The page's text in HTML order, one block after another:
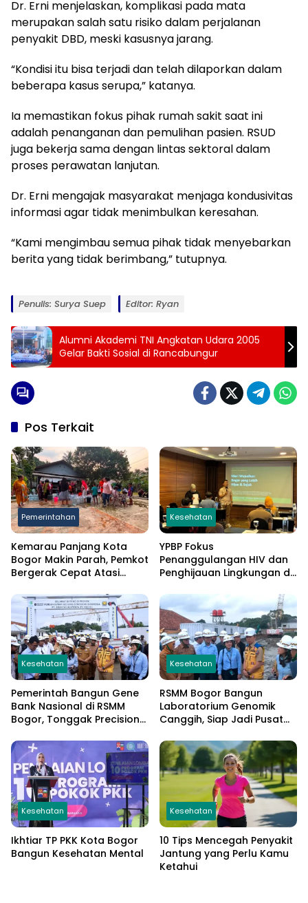
Dr. Erni menjelaskan, komplikasi pada mata
merupakan salah satu risiko dalam perjalanan
penyakit DBD, meski kasusnya jarang.
“Kondisi itu bisa terjadi dan telah dilaporkan dalam
beberapa kasus serupa,” katanya.
Ia memastikan fokus pihak rumah sakit saat ini
adalah penanganan dan pemulihan pasien. RSUD
juga bekerja sama dengan lintas sektoral dalam
proses perawatan lanjutan.
Dr. Erni mengajak masyarakat menjaga kondusivitas
informasi agar tidak menimbulkan keresahan.
“Kami mengimbau semua pihak tidak menyebarkan
berita yang tidak berimbang,” tutupnya.
Penulis: Surya Suep Editor: Ryan
Alumni Akademi TNI Angkatan Udara 2005
Gelar Bakti Sosial di Rancabungur
Pos Terkait
Pemerintahan
Kemarau Panjang Kota
Bogor Makin Parah, Pemkot
Bergerak Cepat Atasi
Kesehatan
YPBP Fokus
Penanggulangan HIV dan
Penghijauan Lingkungan di
Stakeholder
Kesehatan
Pemerintah Bangun Gene
Bank Nasional di RSMM
Bogor, Tonggak Precision
Kesehatan
RSMM Bogor Bangun
Laboratorium Genomik
Canggih, Siap Jadi Pusat
Kesehatan
Ikhtiar TP PKK Kota Bogor
Bangun Kesehatan Mental
Kesehatan
10 Tips Mencegah Penyakit
Jantung yang Perlu Kamu
Ketahui